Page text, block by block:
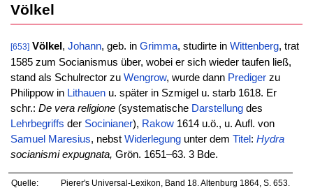
Völkel
[653] Völkel , Johann, geb. in Grimma, studirte in Wittenberg, trat
1585 zum Socianismus über, wobei er sich wieder taufen ließ,
stand als Schulrector zu Wengrow, wurde dann Predigerzu
Philippow in Lithauenu. später in Szmigel u. starb 1618. Er
schr.: De vera religione(systematische Darstellungdes
Lehrbegriffs der Socinianer), Rakow1614 u.ö., u. Aufl. von
Samuel Maresius, nebst Widerlegungunter dem Titel : Hydra
socianismi expugnata, Grön. 1651–63. 3 Bde.
Quelle:
Pierer's Universal-Lexikon, Band 18. Altenburg 1864, S. 653.